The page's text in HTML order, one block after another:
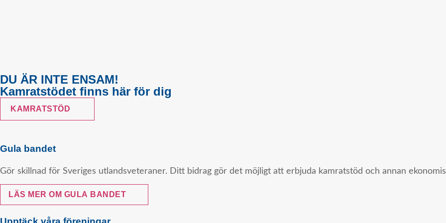
DU ÄR INTE ENSAM!
Kamratstödet finns här för dig
KAMRATSTÖD
Gula bandet
Gör skillnad för Sveriges utlandsveteraner. Ditt bidrag gör det möjligt att erbjuda kamratstöd och annan
LÄS MER OM GULA BANDET